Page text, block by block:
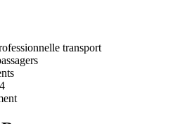
transport